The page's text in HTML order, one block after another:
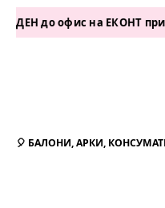
на ЕКОНТ при
🎈 БАЛОНИ, АРКИ,